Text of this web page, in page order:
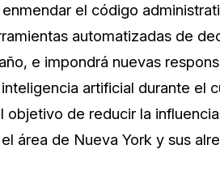
Redacción de vídeos
de notas y más con un solo clic desde
cantidad ilimitada de videos
Redacción de documentos
el código
automatizadas de
e impondrá nuevas
artificial durante el
objetivo de reducir la
área de Nueva York y sus